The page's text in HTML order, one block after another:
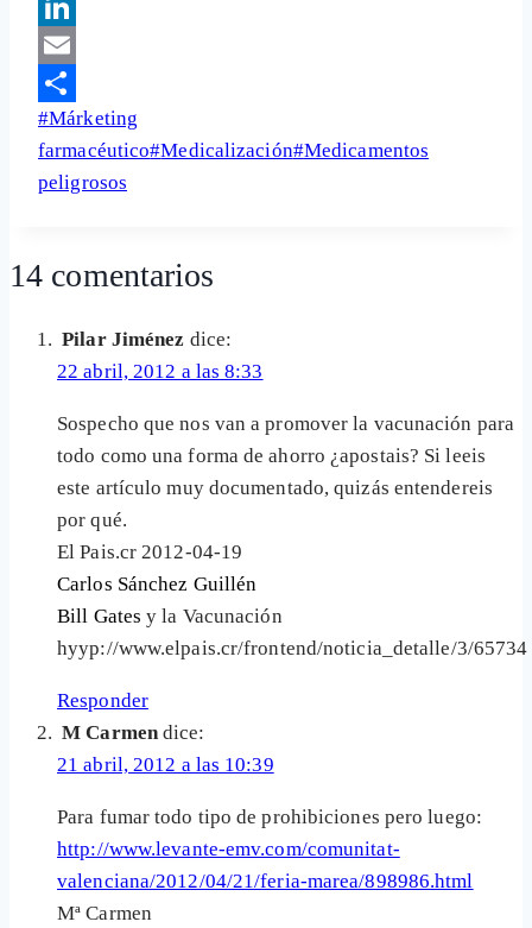
Facebook
LinkedIn
Email
Share
Etiquetas
de
la
#Márketing
farmacéutico#Medicalización#Medicamentos
peligrosos
14 comentarios
Pilar Jiménez dice:
22 abril, 2012 a las 8:33
Sospecho que nos van a promover la vacunación para
todo como una forma de ahorro ¿apostais? Si leeis
este artículo muy documentado, quizás entendereis
por qué.
El Pais.cr 2012-04-19
Carlos Sánchez Guillén
Bill Gates y la Vacunación
hyyp://www.elpais.cr/frontend/noticia_detalle/3/65734
Responder
M Carmen dice:
21 abril, 2012 a las 10:39
Para fumar todo tipo de prohibiciones pero luego:
http://www.levante-emv.com/comunitat-
valenciana/2012/04/21/feria-marea/898986.html
Mª Carmen